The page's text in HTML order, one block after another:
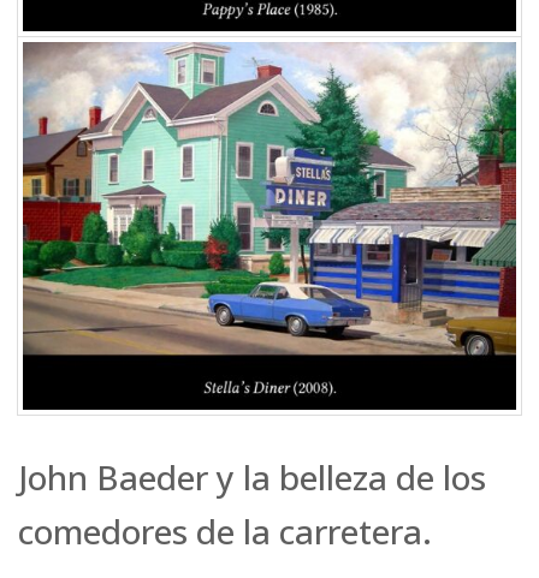
John Baeder y la belleza de los
comedores de la carretera.